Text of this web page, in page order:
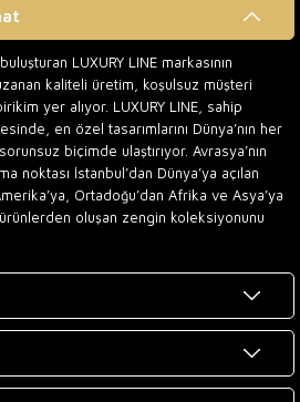
LUXURY LINE markasının
kaliteli üretim, koşulsuz müşteri
yer alıyor. LUXURY LINE, sahip
en özel tasarımlarını Dünya’nın her
biçimde ulaştırıyor. Avrasya’nın
noktası İstanbul’dan Dünya’ya açılan
Ortadoğu’dan Afrika ve Asya’ya
oluşan zengin koleksiyonunu